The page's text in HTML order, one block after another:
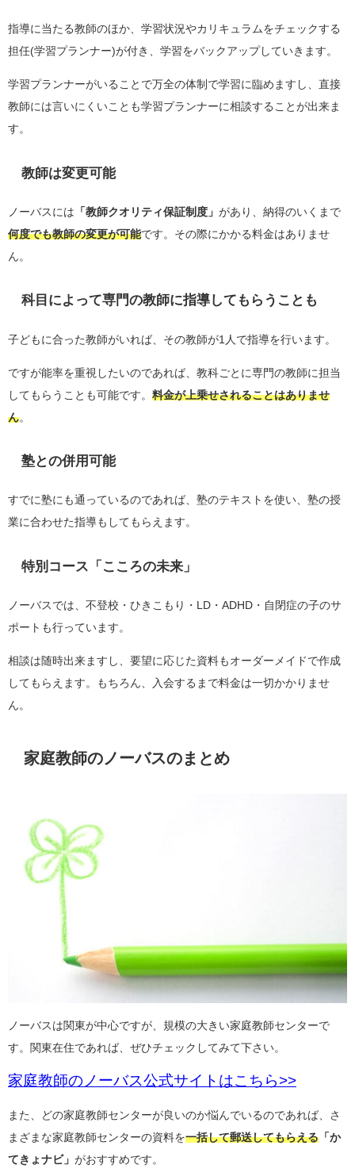
指導に当たる教師のほか、学習状況やカリキュラムをチェックする
担任(学習プランナー)が付き、学習をバックアップしていきます。
学習プランナーがいることで万全の体制で学習に臨めますし、直接
教師には言いにくいことも学習プランナーに相談することが出来ま
す。
教師は変更可能
ノーバスには 「教師クオリティ保証制度」 があり、納得のいくまで
何度でも教師の変更が可能です。その際にかかる料金はありませ
ん。
科目によって専門の教師に指導してもらうことも
子どもに合った教師がいれば、その教師が1人で指導を行います。
ですが能率を重視したいのであれば、教科ごとに専門の教師に担当
してもらうことも可能です。 料金が上乗せされることはありませ
ん
塾との併用可能
すでに塾にも通っているのであれば、塾のテキストを使い、塾の授
業に合わせた指導もしてもらえます。
特別コース「こころの未来」
ノーバスでは、不登校・ひきこもり・LD・ADHD・自閉症の子のサ
ポートも行っています。
相談は随時出来ますし、要望に応じた資料もオーダーメイドで作成
してもらえます。もちろん、入会するまで料金は一切かかりませ
ん。
家庭教師のノーバスのまとめ
ノーバスは関東が中心ですが、規模の大きい家庭教師センターで
す。関東在住であれば、ぜひチェックしてみて下さい。
家庭教師のノーバス公式サイトはこちら>>
また、どの家庭教師センターが良いのか悩んでいるのであれば、さ
まざまな家庭教師センターの資料を一括して郵送してもらえる 「か
てきょナビ」 がおすすめです。